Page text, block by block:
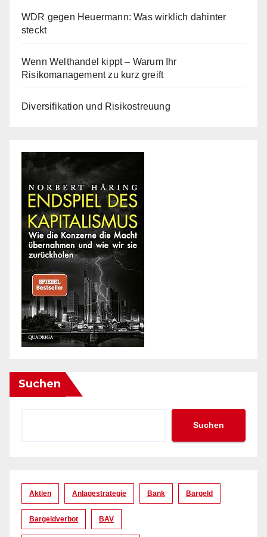
WDR gegen Heuermann: Was wirklich dahinter
steckt
Wenn Welthandel kippt – Warum Ihr
Risikomanagement zu kurz greift
Diversifikation und Risikostreuung
Suchen
Suchen
Aktien Anlagestrategie Bank Bargeld
Bargeldverbot BAV